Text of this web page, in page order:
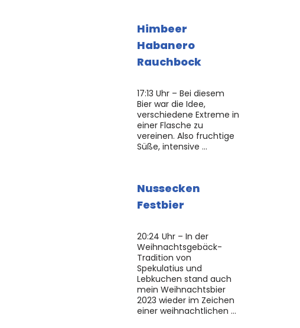
Himbeer
Habanero
Rauchbock
17:13 Uhr – Bei diesem
Bier war die Idee,
verschiedene Extreme in
einer Flasche zu
vereinen. Also fruchtige
Süße, intensive …
Nussecken
Festbier
20:24 Uhr – In der
Weihnachtsgebäck-
Tradition von
Spekulatius und
Lebkuchen stand auch
mein Weihnachtsbier
2023 wieder im Zeichen
einer weihnachtlichen …